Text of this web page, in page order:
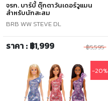
จรก. บาร์บี้ ตุ๊กตาวันเดอร์วูแมน
สำหรับนักสะสม
BRB WW STEVE DL
ราคา : ฿1,999 ฿5,595
-20%